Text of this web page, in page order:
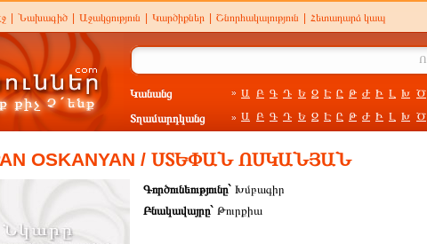
Նախագիծ Աջակցություն Կարծիքներ Շնորհակալություն Հետադարձ կապ
Կանանց » Ա Բ Գ Դ Ե Զ Է Ը Թ Ժ Ի Լ Խ Ծ
Տղամարդկանց » Ա Բ Գ Դ Ե Զ Է Ը Թ Ժ Ի Լ Խ Ծ
OSKANYAN / ՍՏԵՓԱՆ ՈՍԿԱՆՅԱՆ
Գործունեությունը` Խմբագիր
Բնակավայրը` Թուրքիա